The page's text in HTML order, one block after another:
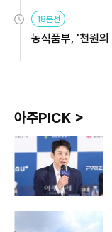
원
18분전
농식품부, '천원
아주PICK >